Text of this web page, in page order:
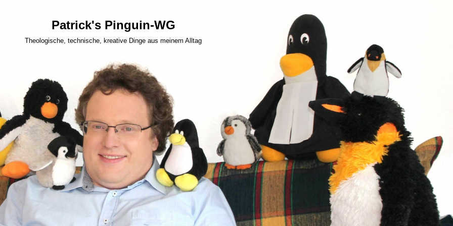
Patrick's Pinguin-WG
Theologische, technische, kreative Dinge aus meinem Alltag